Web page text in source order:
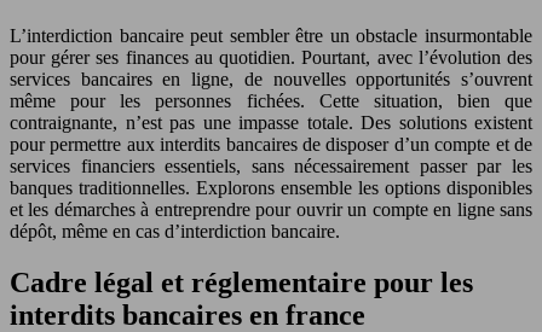
L’interdiction bancaire peut sembler être un obstacle insurmontable
pour gérer ses finances au quotidien. Pourtant, avec l’évolution des
services bancaires en ligne, de nouvelles opportunités s’ouvrent
même pour les personnes fichées. Cette situation, bien que
contraignante, n’est pas une impasse totale. Des solutions existent
pour permettre aux interdits bancaires de disposer d’un compte et de
services financiers essentiels, sans nécessairement passer par les
banques traditionnelles. Explorons ensemble les options disponibles
et les démarches à entreprendre pour ouvrir un compte en ligne sans
dépôt, même en cas d’interdiction bancaire.
Cadre légal et réglementaire pour les
interdits bancaires en france